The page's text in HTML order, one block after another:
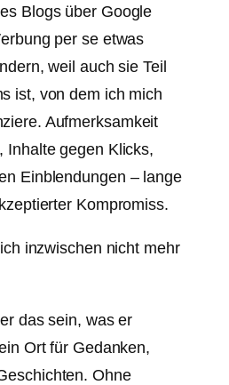
Blogs über Google
per se etwas
weil auch sie Teil
ist, von dem ich mich
Aufmerksamkeit
Inhalte gegen Klicks,
Einblendungen – lange
Kompromiss.
inzwischen nicht mehr
das sein, was er
Ort für Gedanken,
Ohne